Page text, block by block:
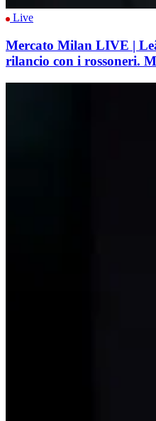
Live
Mercato Milan LIVE |
rilancio con i rossoneri.